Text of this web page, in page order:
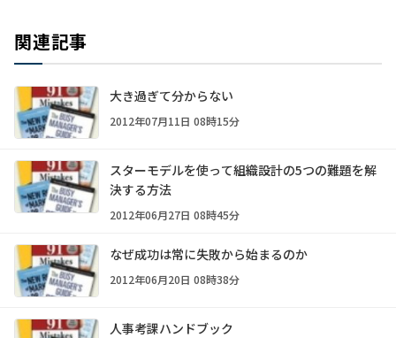
関連記事
大き過ぎて分からない
2012年07月11日 08時15分
スターモデルを使って組織設計の5つの難題を解
決する方法
2012年06月27日 08時45分
なぜ成功は常に失敗から始まるのか
2012年06月20日 08時38分
人事考課ハンドブック